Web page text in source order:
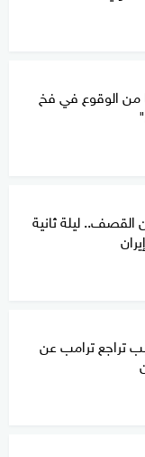
من الوقوع في فخ
ليلة ثانية
تراجع ترامب عن